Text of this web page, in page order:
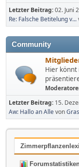
Letzter Beitrag:02. Juni
Re: Falsche Betitelung v...
Community
Hier könnt
Letzter Beitrag: 15.
Aw: Hallo an Allevon
Forumstatistiken